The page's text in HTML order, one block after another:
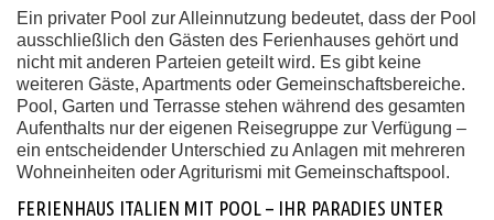
Ein privater Pool zur Alleinnutzung bedeutet, dass der Pool
ausschließlich den Gästen des Ferienhauses gehört und
nicht mit anderen Parteien geteilt wird. Es gibt keine
weiteren Gäste, Apartments oder Gemeinschaftsbereiche.
Pool, Garten und Terrasse stehen während des gesamten
Aufenthalts nur der eigenen Reisegruppe zur Verfügung –
ein entscheidender Unterschied zu Anlagen mit mehreren
Wohneinheiten oder Agriturismi mit Gemeinschaftspool.
FERIENHAUS ITALIEN MIT POOL – IHR PARADIES UNTER